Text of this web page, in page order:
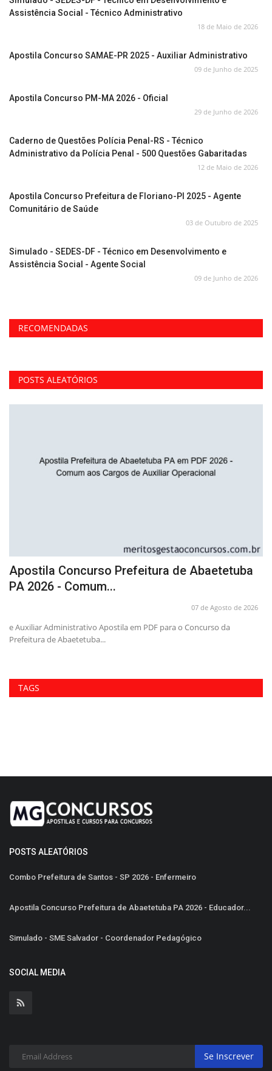
Assistência Social - Técnico Administrativo
18 de Maio de 2026
Apostila Concurso SAMAE-PR 2025 - Auxiliar Administrativo
09 de Junho de 2025
Apostila Concurso PM-MA 2026 - Oficial
29 de Junho de 2026
Caderno de Questões Polícia Penal-RS - Técnico
Administrativo da Polícia Penal - 500 Questões Gabaritadas
12 de Maio de 2026
Apostila Concurso Prefeitura de Floriano-PI 2025 - Agente
Comunitário de Saúde
03 de Outubro de 2025
Simulado - SEDES-DF - Técnico em Desenvolvimento e
Assistência Social - Agente Social
09 de Junho de 2026
RECOMENDADAS
POSTS ALEATÓRIOS
Apostila Concurso Prefeitura de Abaetetuba
PA 2026 - Comum...
07 de Agosto de 2026
e Auxiliar Administrativo Apostila em PDF para o Concurso da
Prefeitura de Abaetetuba...
TAGS
POSTS ALEATÓRIOS
Combo Prefeitura de Santos - SP 2026 - Enfermeiro
Apostila Concurso Prefeitura de Abaetetuba PA 2026 - Educador...
Simulado - SME Salvador - Coordenador Pedagógico
SOCIAL MEDIA
Se Inscrever